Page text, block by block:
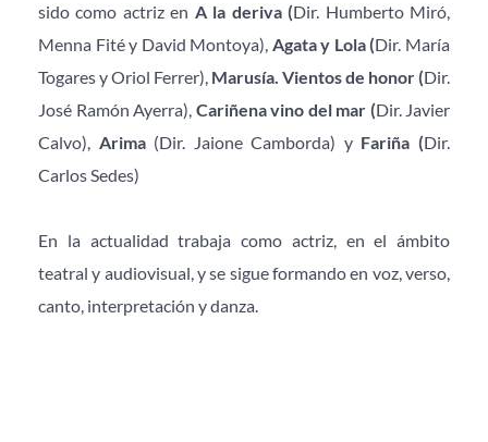
sido como actriz en A la deriva (Dir. Humberto Miró,
Menna Fité y David Montoya), Agata y Lola (Dir. María
Togares y Oriol Ferrer), Marusía. Vientos de honor (Dir.
José Ramón Ayerra), Cariñena vino del mar (Dir. Javier
Calvo), Arima (Dir. Jaione Camborda) y Fariña (Dir.
Carlos Sedes)
En la actualidad trabaja como actriz, en el ámbito
teatral y audiovisual, y se sigue formando en voz, verso,
canto, interpretación y danza.